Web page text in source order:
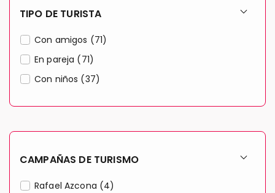
TIPO DE TURISTA
Con amigos (71)
En pareja (71)
Con niños (37)
CAMPAÑAS DE TURISMO
Rafael Azcona (4)